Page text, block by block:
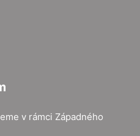
v rámci Západného